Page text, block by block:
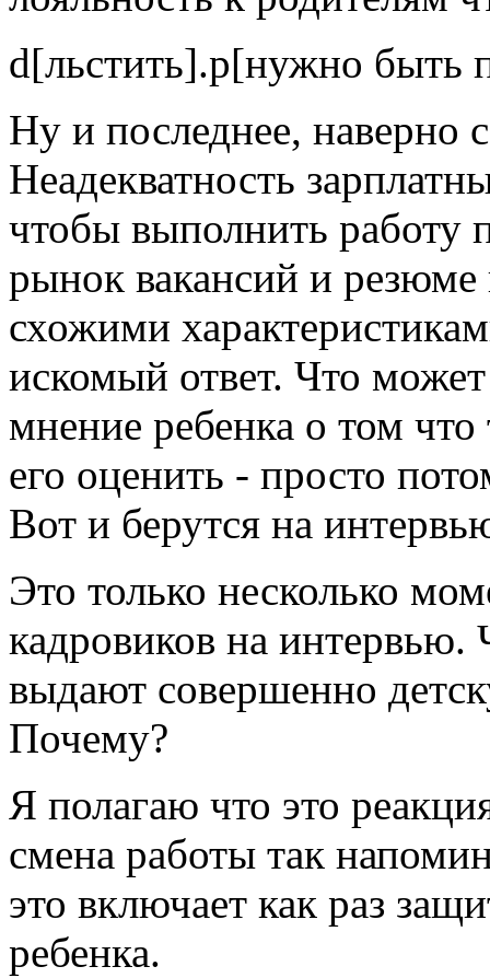
d[льстить].p[нужно быть
Ну и последнее, наверно
Неадекватность
чтобы выполнить работу
рынок вакансий и резюме
схожими
искомый ответ. Что
мнение ребенка о том
его оценить - просто
Вот и берутся на
Это только несколько
кадровиков на
выдают совершенно
Почему?
Я полагаю что это
смена работы так
это включает как раз
ребенка.